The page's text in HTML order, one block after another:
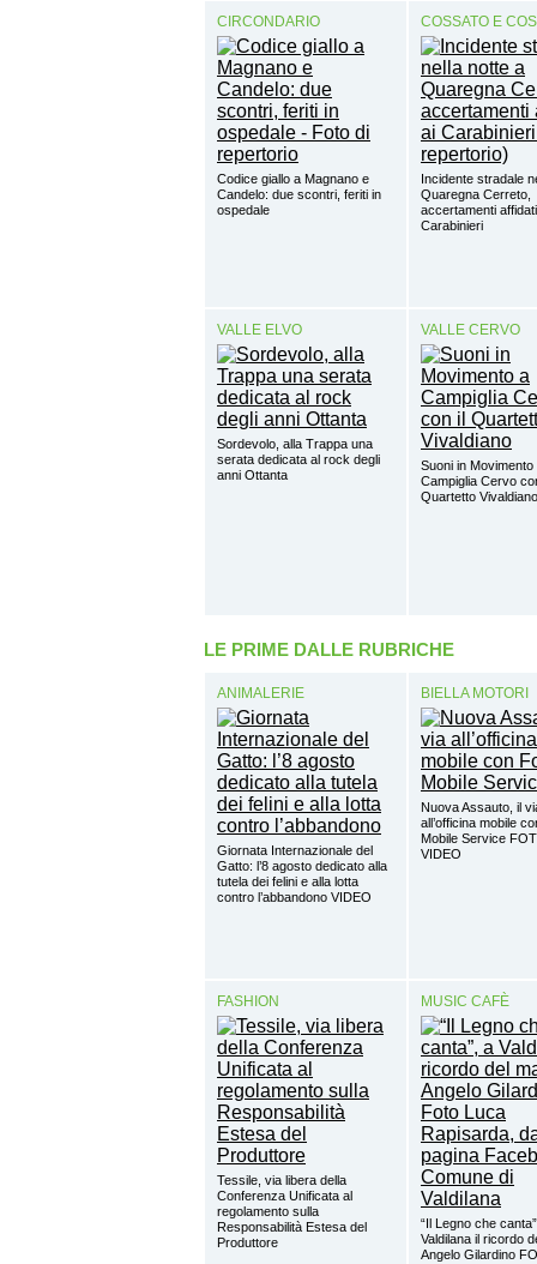
CIRCONDARIO
Codice giallo a Magnano e
Candelo: due scontri, feriti in
ospedale
COSSATO E
Incidente stradale
Quaregna Cerreto,
accertamenti
Carabinieri
VALLE ELVO
Sordevolo, alla Trappa una
serata dedicata al rock degli
anni Ottanta
VALLE CERVO
Suoni in Movimento
Campiglia Cervo
Quartetto Vivaldiano
LE PRIME DALLE RUBRICHE
ANIMALERIE
Giornata Internazionale del
Gatto: l’8 agosto dedicato alla
tutela dei felini e alla lotta
contro l’abbandono VIDEO
BIELLA MOTORI
Nuova Assauto, il
all’officina mobile
Mobile Service
VIDEO
FASHION
Tessile, via libera della
Conferenza Unificata al
regolamento sulla
Responsabilità Estesa del
Produttore
MUSIC CAFÈ
“Il Legno che
Valdilana il ricordo
Angelo Gilardino